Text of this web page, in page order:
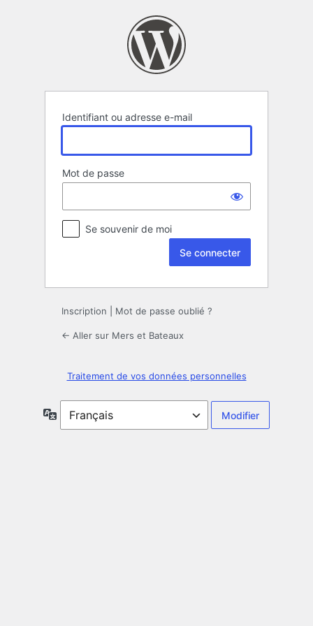
Identifiant ou adresse e-mail
Mot de passe
Se souvenir de moi
Inscription Mot de passe oublié ?
← Aller sur Mers et Bateaux
Traitement de vos données personnelles
Langue